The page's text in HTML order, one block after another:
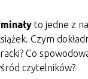
to jedne z
Czym
Co
czytelników?